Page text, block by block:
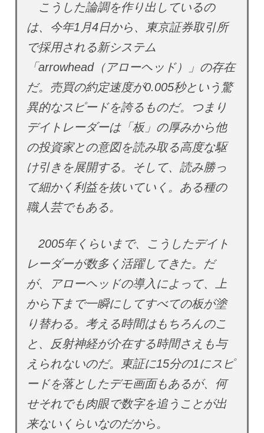
こうした論調を作り出しているの
は、今年1月4日から、東京証券取引所
で採用される新システム
「arrowhead（アローヘッド）」の存在
だ。売買の約定速度が0.005秒という驚
異的なスピードを誇るものだ。つまり
デイトレーダーは「板」の厚みから他
の投資家との意図を読み取る高度な駆
け引きを展開する。そして、読み勝っ
て細かく利益を抜いていく。ある種の
職人芸でもある。
2005年くらいまで、こうしたデイト
レーダーが数多く活躍してきた。だ
が、アローヘッドの導入によって、上
から下まで一瞬にしてすべての板が塗
り替わる。考える時間はもちろんのこ
と、反射神経が介在する時間さえも与
えられないのだ。東証に15分の1にスピ
ードを落としたデモ画面もあるが、何
せそれでも肉眼で数字を追うことが出
来ないくらいなのだから。